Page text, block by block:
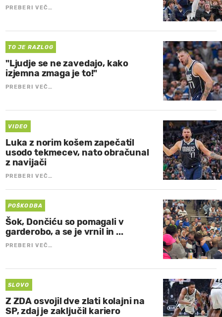
PREBERI VEČ…
TO JE RAZLOG
"Ljudje se ne zavedajo, kako
izjemna zmaga je to!"
PREBERI VEČ…
VIDEO
Luka z norim košem zapečatil
usodo tekmecev, nato obračunal
z navijači
PREBERI VEČ…
POŠKODBA
Šok, Dončiću so pomagali v
garderobo, a se je vrnil in ...
PREBERI VEČ…
SLOVO
Z ZDA osvojil dve zlati kolajni na
SP, zdaj je zaključil kariero